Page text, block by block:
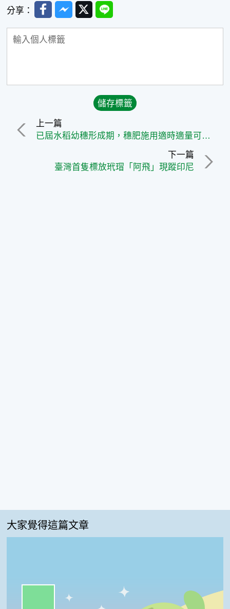
分享： FacebookMessenger
TwitterLine
上一篇
已屆水稻幼穗形成期，穗肥施用適時適量可維產量並減少稻熱病發生
下一篇
臺灣首隻標放玳瑁「阿飛」現蹤印尼
大家覺得這篇文章